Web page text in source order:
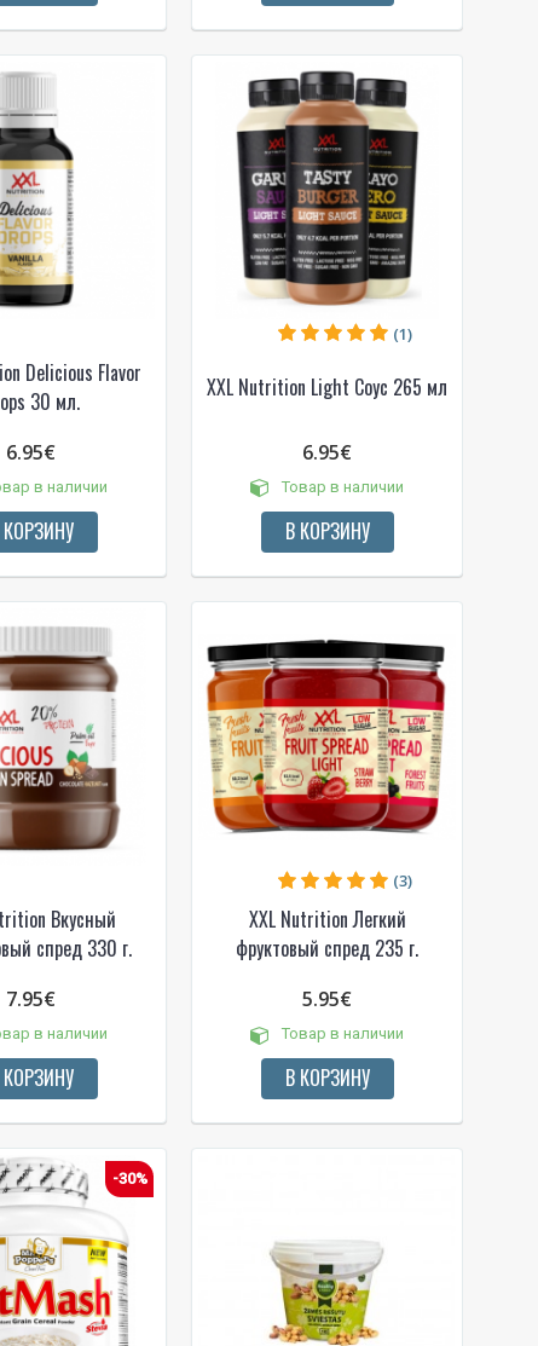
Delicious Flavor
30 мл.
6.95€
в наличии
XXL Nutrition Light Соус 265 мл
(1)
6.95€
Товар в наличии
В КОРЗИНУ
Вкусный
спред 330 г.
7.95€
в наличии
XXL Nutrition Легкий
фруктовый спред 235 г.
(3)
5.95€
Товар в наличии
В КОРЗИНУ
-30%
jau
Power